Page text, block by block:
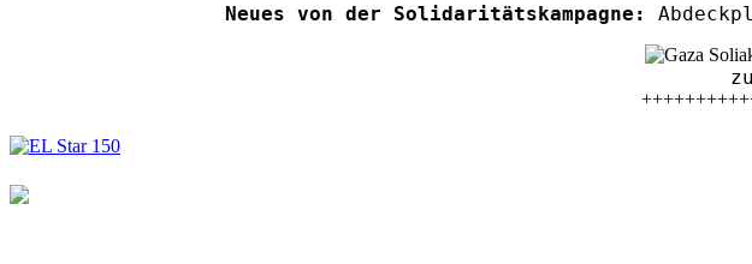
Neues von der Solidaritätskampagne: